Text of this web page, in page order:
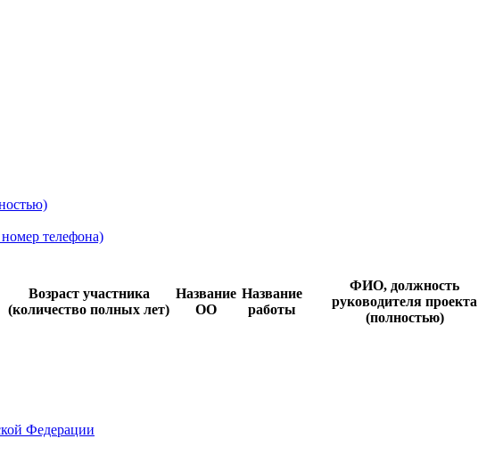
телефона)
Возраст участника
(количество полных лет)
Название
ОО
Название
работы
ФИО, должность
руководителя проекта
(полностью)
Федерации